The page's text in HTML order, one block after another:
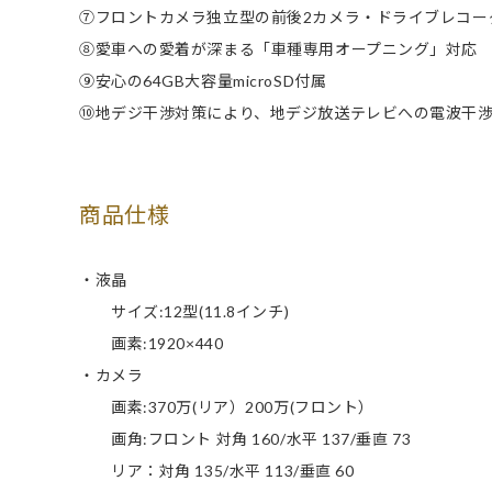
⑦フロントカメラ独立型の前後2カメラ・ドライブレコー
⑧愛車への愛着が深まる「車種専用オープニング」対応
⑨安心の64GB大容量microSD付属
⑩地デジ干渉対策により、地デジ放送テレビへの電波干
商品仕様
・液晶
サイズ:12型(11.8インチ)
画素:1920×440
・カメラ
画素:370万(リア）200万(フロント）
画角:フロント 対角 160/水平 137/垂直 73
リア：対角 135/水平 113/垂直 60